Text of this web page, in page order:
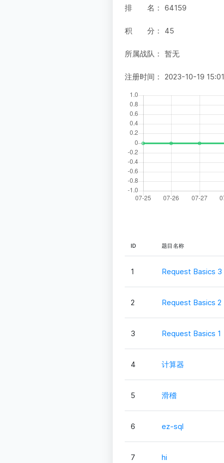
排 名： 64159
积 分： 45
所属战队： 暂无
注册时间： 2023-10-19 15:01
ID 题目名称
1 Request Basics 3
2 Request Basics 2
3 Request Basics 1
4 计算器
5 滑稽
6 ez-sql
7 hi